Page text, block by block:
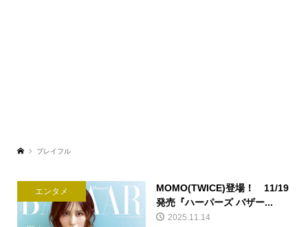
プレイフル
エンタメ
MOMO(TWICE)登場！ 11/19
発売『ハーパーズ バザー...
2025.11.14